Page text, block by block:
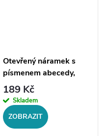
Otevřený náramek s
písmenem abecedy,
stříbrná ocel
189 Kč
Skladem
ZOBRAZIT